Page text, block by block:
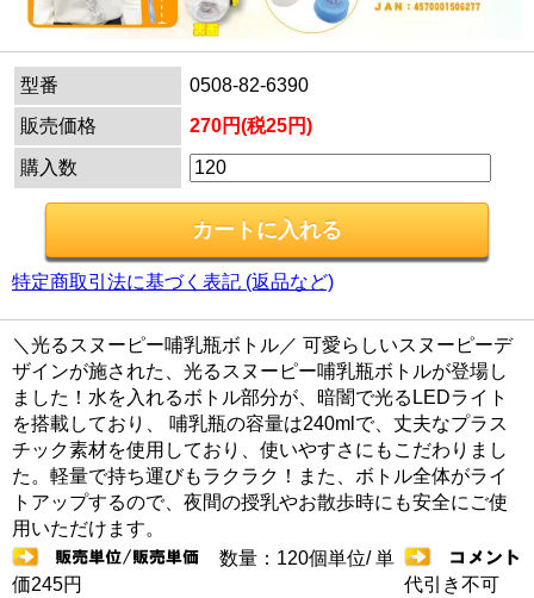
型番
0508-82-6390
販売価格
270円(税25円)
購入数
特定商取引法に基づく表記 (返品など)
＼光るスヌーピー哺乳瓶ボトル／ 可愛らしいスヌーピーデ
ザインが施された、光るスヌーピー哺乳瓶ボトルが登場し
ました！水を入れるボトル部分が、暗闇で光るLEDライト
を搭載しており、 哺乳瓶の容量は240mlで、丈夫なプラス
チック素材を使用しており、使いやすさにもこだわりまし
た。軽量で持ち運びもラクラク！また、ボトル全体がライ
トアップするので、夜間の授乳やお散歩時にも安全にご使
用いただけます。
数量：120個単位/ 単
価245円
代引き不可